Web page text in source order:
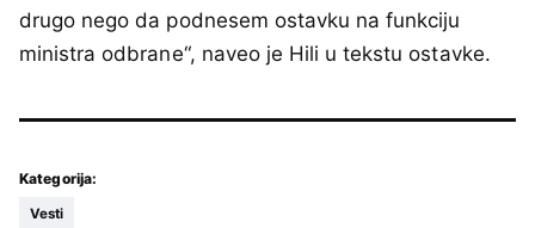
drugo nego da podnesem ostavku na funkciju
ministra odbrane“, naveo je Hili u tekstu ostavke.
Kategorija:
Vesti